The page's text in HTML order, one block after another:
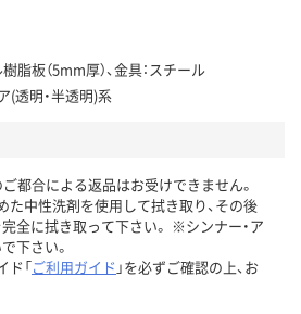
脂板（5mm厚）、金具：スチール
(透明・半透明)系
ご都合による返品はお受けできません。
た中性洗剤を使用して拭き取り、その後
全に拭き取って下さい。 ※シンナー・ア
下さい。
ド「ご利用ガイド 」を必ずご確認の上、お